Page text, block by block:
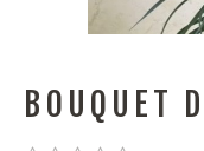
BOUQUET